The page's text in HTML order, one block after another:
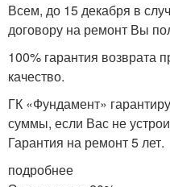
Всем, до 15 декабря в
договору на ремонт Вы
100% гарантия возврата
качество.
ГК «Фундамент»
суммы, если Вас не
Гарантия на ремонт 5 лет.
подробнее